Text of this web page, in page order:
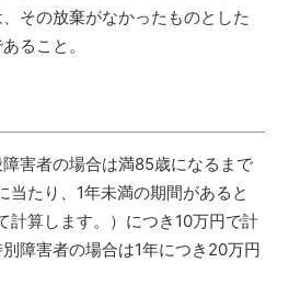
その放棄がなかったものとした
ること。
害者の場合は満85歳になるまで
当たり、1年未満の期間があると
計算します。）につき10万円で計
障害者の場合は1年につき20万円